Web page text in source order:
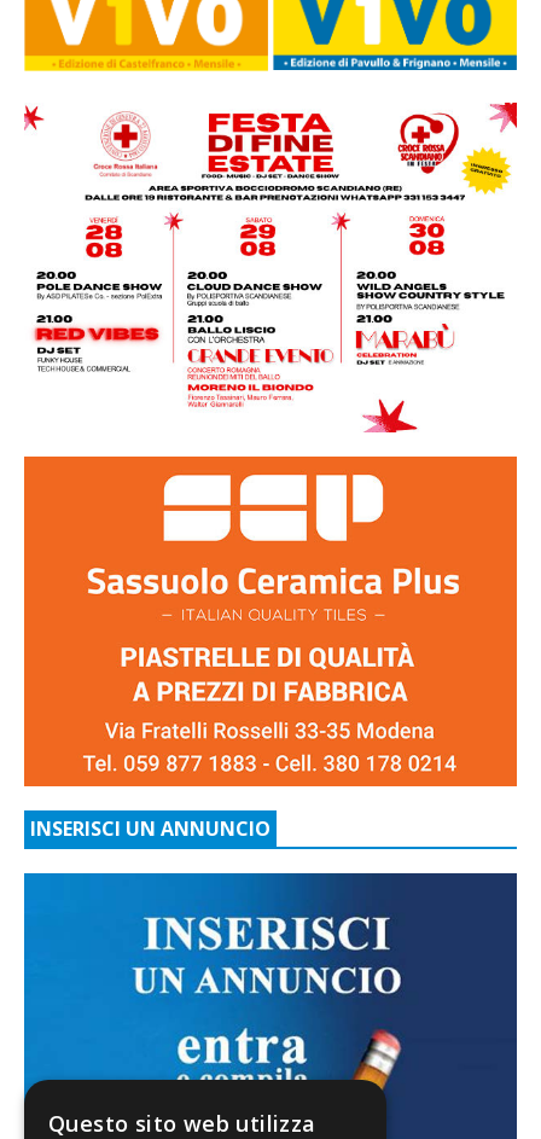
INSERISCI UN ANNUNCIO
Questo sito web utilizza